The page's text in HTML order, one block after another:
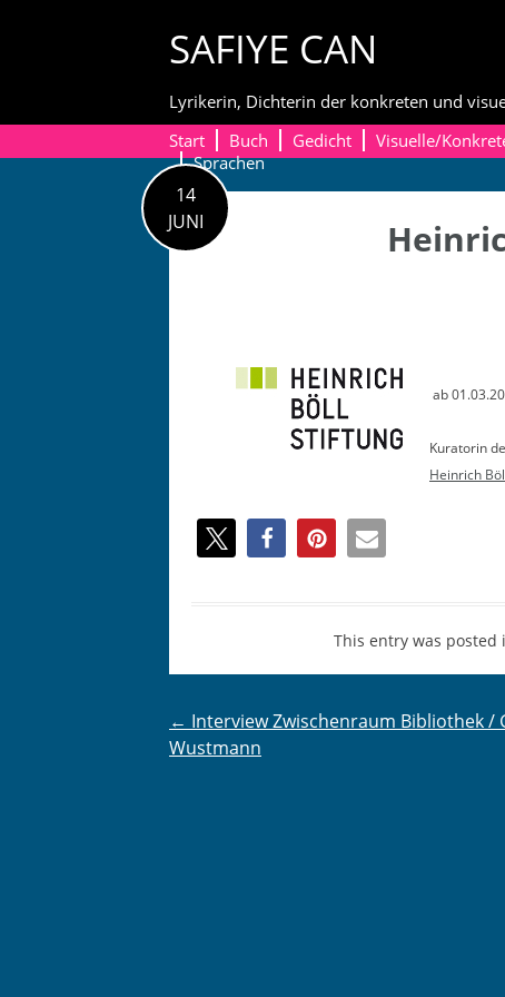
SAFIYE CAN
Lyrikerin, Dichterin der konkreten und
Start
Buch Gedicht Visuelle/
Sprachen
14
JUNI
ab
Kura­torin
Hein­rich
This entry was posted
Post
← Interview Zwischenraum Bibliothek /
Wustmann